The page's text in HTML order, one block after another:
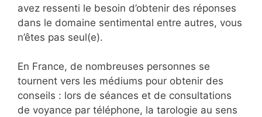
avez ressenti le besoin d’obtenir des réponses
dans le domaine sentimental entre autres, vous
n’êtes pas seul(e).
En France, de nombreuses personnes se
tournent vers les médiums pour obtenir des
conseils : lors de séances et de consultations
de voyance par téléphone, la tarologie au sens